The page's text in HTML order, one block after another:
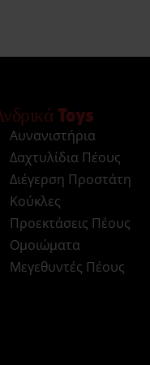
Toys
Αυνανιστήρια
Δαχτυλίδια Πέους
Διέγερση Προστάτη
Κούκλες
Προεκτάσεις Πέους
Ομοιώματα
Μεγεθυντές Πέους